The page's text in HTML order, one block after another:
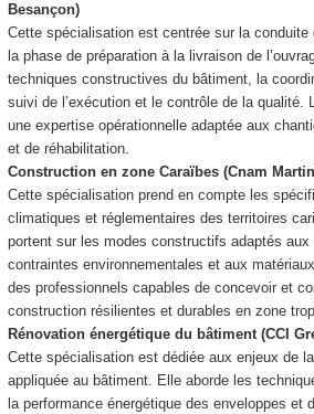
Besançon)
Cette spécialisation est centrée sur la
la phase de préparation à la livraison de
techniques constructives du bâtiment, la
suivi de l’exécution et le contrôle de la qualité.
une expertise opérationnelle adaptée aux
et de réhabilitation.
Construction en zone Caraïbes (Cnam
Cette spécialisation prend en compte les
climatiques et réglementaires des territoires
portent sur les modes constructifs adaptés
contraintes environnementales et aux
des professionnels capables de concevoir et
construction résilientes et durables en zone
Rénovation énergétique du bâtiment (CCI
Cette spécialisation est dédiée aux enjeux de
appliquée au bâtiment. Elle aborde les
la performance énergétique des enveloppes et